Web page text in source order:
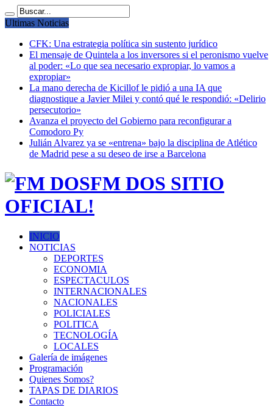
Ultimas Noticias
CFK: Una estrategia política sin sustento jurídico
El mensaje de Quintela a los inversores si el peronismo vuelve
al poder: «Lo que sea necesario expropiar, lo vamos a
expropiar»
La mano derecha de Kicillof le pidió a una IA que
diagnostique a Javier Milei y contó qué le respondió: «Delirio
persecutorio»
Avanza el proyecto del Gobierno para reconfigurar a
Comodoro Py
Julián Alvarez ya se «entrena» bajo la disciplina de Atlético
de Madrid pese a su deseo de irse a Barcelona
FM DOS SITIO
OFICIAL!
INICIO
NOTICIAS
DEPORTES
ECONOMIA
ESPECTACULOS
INTERNACIONALES
NACIONALES
POLICIALES
POLITICA
TECNOLOGÍA
LOCALES
Galería de imágenes
Programación
Quienes Somos?
TAPAS DE DIARIOS
Contacto